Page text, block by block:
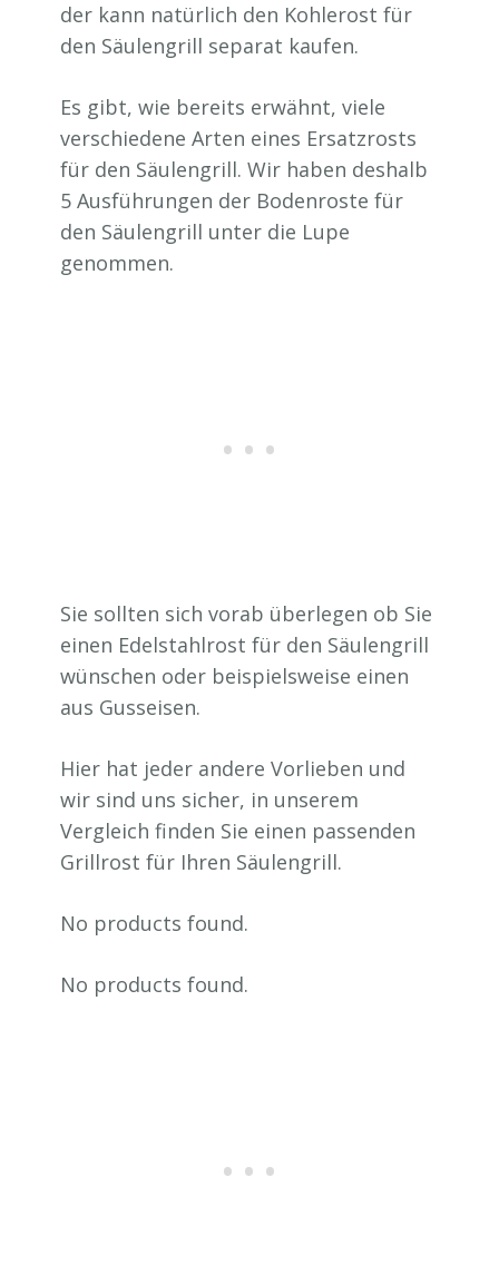
der kann natürlich den Kohlerost für
den Säulengrill separat kaufen.
Es gibt, wie bereits erwähnt, viele
verschiedene Arten eines Ersatzrosts
für den Säulengrill. Wir haben deshalb
5 Ausführungen der Bodenroste für
den Säulengrill unter die Lupe
genommen.
Sie sollten sich vorab überlegen ob Sie
einen Edelstahlrost für den Säulengrill
wünschen oder beispielsweise einen
aus Gusseisen.
Hier hat jeder andere Vorlieben und
wir sind uns sicher, in unserem
Vergleich finden Sie einen passenden
Grillrost für Ihren Säulengrill.
No products found.
No products found.